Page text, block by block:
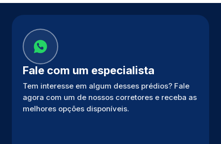
Fale com um especialista
Tem interesse em algum desses prédios? Fale
agora com um de nossos corretores e receba as
melhores opções disponíveis.